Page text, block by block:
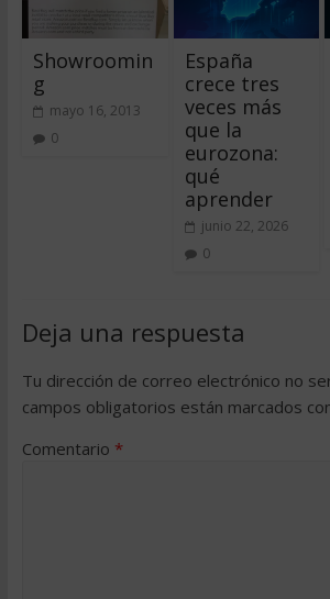
Showroomin
g
mayo 16, 2013
0
España
crece tres
veces más
que la
eurozona:
qué
aprender
junio 22, 2026
0
Deja una respuesta
Tu dirección de correo electrónico no
campos obligatorios están marcados
Comentario *